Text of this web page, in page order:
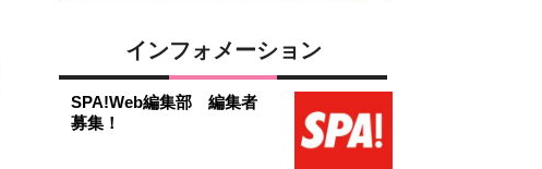
インフォメーション
SPA!Web編集部 編集者
募集！